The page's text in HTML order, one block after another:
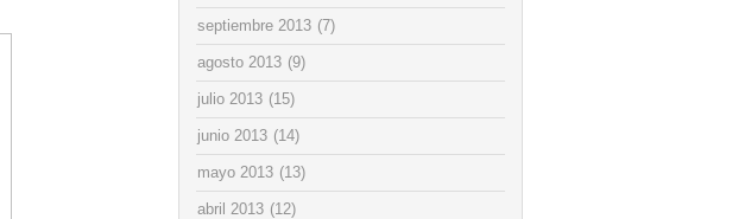
septiembre 2013 (7)
agosto 2013 (9)
julio 2013 (15)
junio 2013 (14)
mayo 2013 (13)
abril 2013 (12)